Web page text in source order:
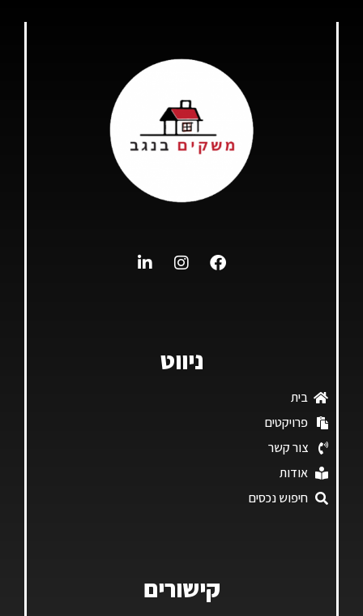
ניווט
בית
פרויקטים
צור קשר
אודות
חיפוש נכסים
קישורים